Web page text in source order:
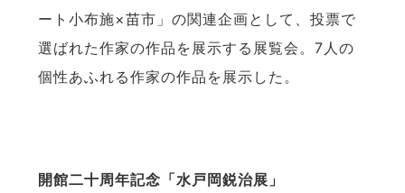
ート小布施×苗市」の関連企画として、投票で
選ばれた作家の作品を展示する展覧会。7人の
個性あふれる作家の作品を展示した。
開館二十周年記念「水戸岡鋭治展」